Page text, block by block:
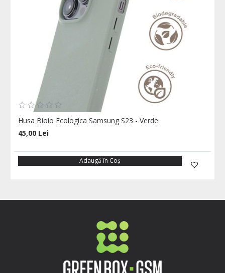
Husa Bioio Ecologica Samsung S23 - Verde
45,00 Lei
Adaugă în Coş